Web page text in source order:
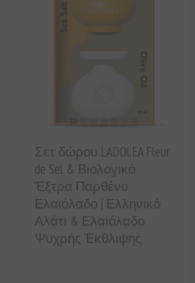
Σετ δώρου LADOLEA Fleur
de Sel & Βιολογικό
Έξτρα Παρθένο
Ελαιόλαδο | Ελληνικό
Αλάτι & Ελαιόλαδο
Ψυχρής Έκθλιψης